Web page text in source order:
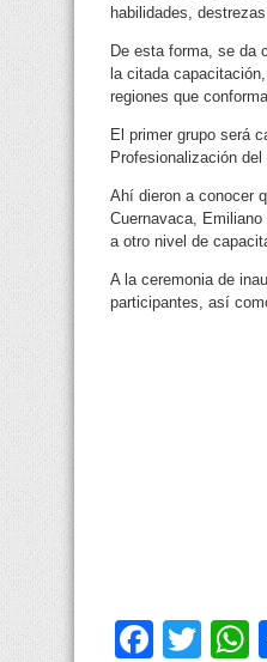
habilidades,
De esta forma, se da
la citada
regiones que
El primer grupo será
Profesionalización
Ahí dieron a conocer
Cuernavaca,
a otro nivel de
A la ceremonia de
participantes, así